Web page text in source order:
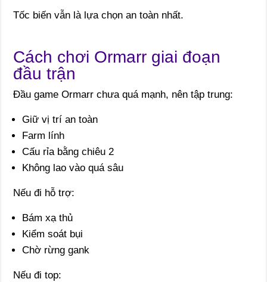
Tốc biến vẫn là lựa chọn an toàn nhất.
Cách chơi Ormarr giai đoạn
đầu trận
Đầu game Ormarr chưa quá mạnh, nên tập trung:
Giữ vị trí an toàn
Farm lính
Cấu rỉa bằng chiêu 2
Không lao vào quá sâu
Nếu đi hỗ trợ:
Bám xạ thủ
Kiểm soát bụi
Chờ rừng gank
Nếu đi top: